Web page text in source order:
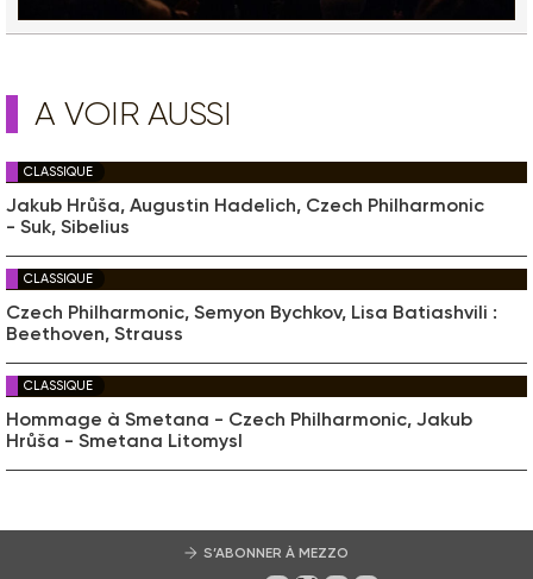
A VOIR AUSSI
CLASSIQUE
Jakub Hrůša, Augustin Hadelich, Czech Philharmonic
- Suk, Sibelius
CLASSIQUE
Czech Philharmonic, Semyon Bychkov, Lisa Batiashvili :
Beethoven, Strauss
CLASSIQUE
Hommage à Smetana - Czech Philharmonic, Jakub
Hrůša - Smetana Litomysl
S’ABONNER À MEZZO